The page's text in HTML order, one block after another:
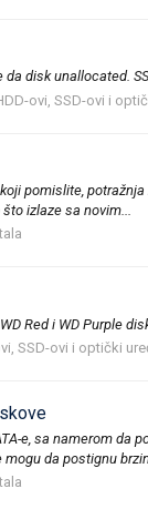
disk unallocated.
ovi, SSD-ovi i
pomislite,
izlaze sa novim...
Red i WD Purple
SSD-ovi i optički
e, sa namerom
da postignu